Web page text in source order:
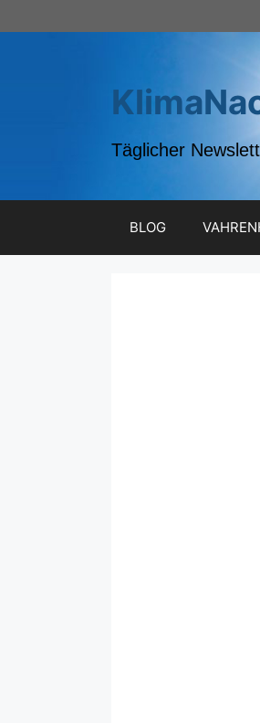
Inhalt
Täglicher
BLOG